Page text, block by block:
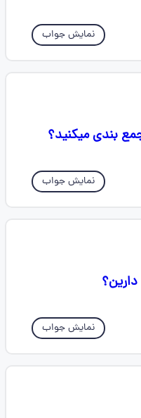
نمایش جواب
بندی میکنید؟
نمایش جواب
نمایش جواب